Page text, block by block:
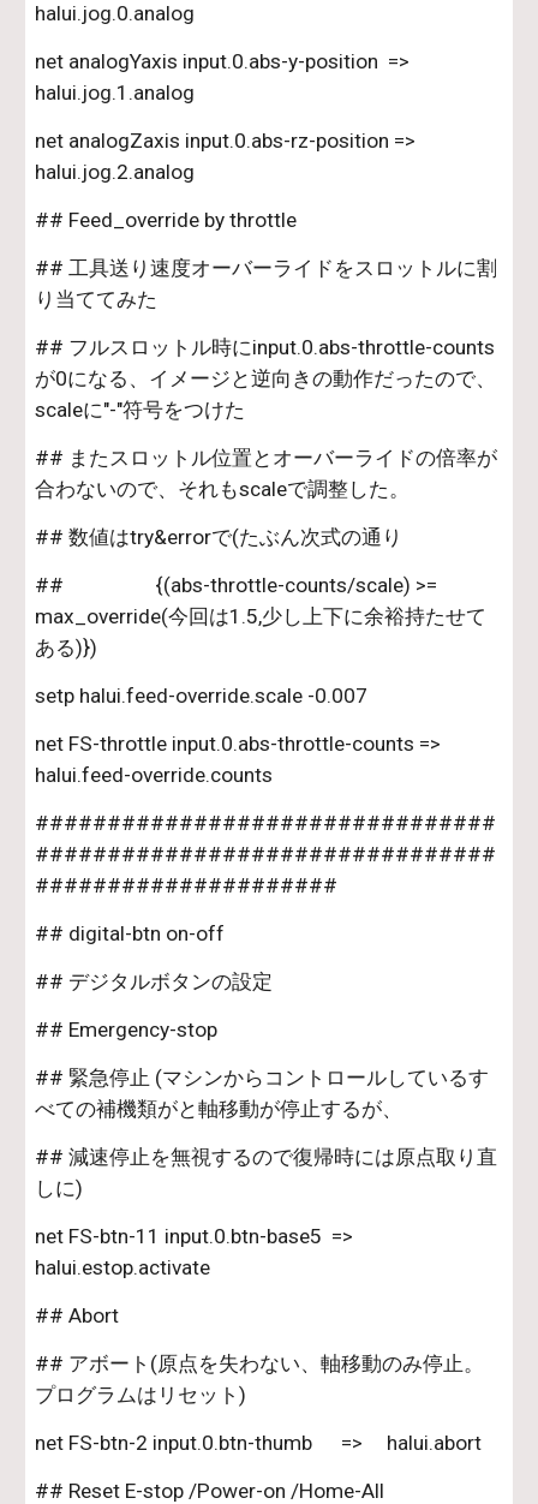
halui.jog.0.analog
net analogYaxis input.0.abs-y-position  =>
halui.jog.1.analog
net analogZaxis input.0.abs-rz-position =>
halui.jog.2.analog
## Feed_override by throttle
## 工具送り速度オーバーライドをスロットルに割
り当ててみた
## フルスロットル時にinput.0.abs-throttle-counts
が0になる、イメージと逆向きの動作だったので、
scaleに"-"符号をつけた
## またスロットル位置とオーバーライドの倍率が
合わないので、それもscaleで調整した。
## 数値はtry&errorで(たぶん次式の通り
##                   {(abs-throttle-counts/scale) >=
max_override(今回は1.5,少し上下に余裕持たせて
ある)})
setp halui.feed-override.scale -0.007
net FS-throttle input.0.abs-throttle-counts =>
halui.feed-override.counts
################################
################################
#####################
## digital-btn on-off
## デジタルボタンの設定
## Emergency-stop
## 緊急停止 (マシンからコントロールしているす
べての補機類がと軸移動が停止するが、
## 減速停止を無視するので復帰時には原点取り直
しに)
net FS-btn-11 input.0.btn-base5  =>
halui.estop.activate
## Abort
## アボート(原点を失わない、軸移動のみ停止。
プログラムはリセット)
net FS-btn-2 input.0.btn-thumb      =>     halui.abort
## Reset E-stop /Power-on /Home-All